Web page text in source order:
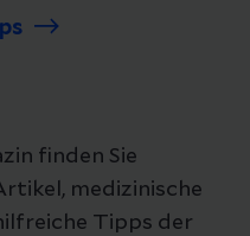
finden Sie
medizinische
Tipps der